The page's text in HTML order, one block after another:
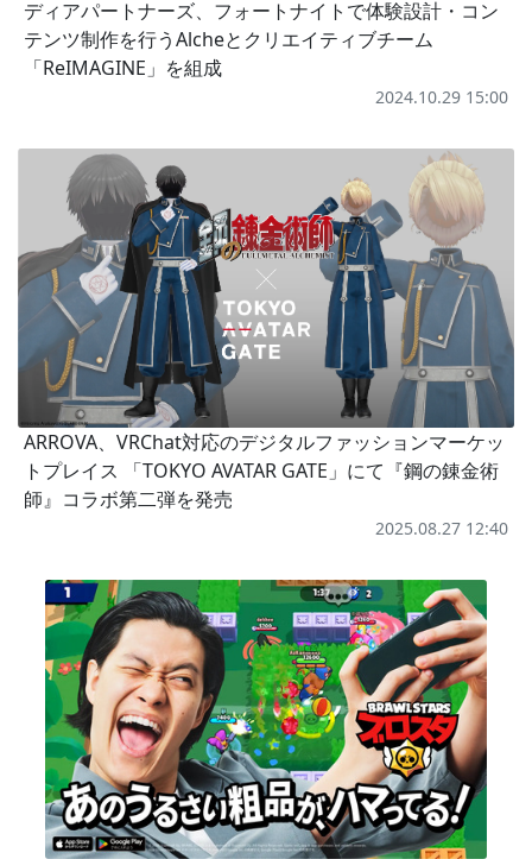
ディアパートナーズ、フォートナイトで体験設計・コン
テンツ制作を行うAlcheとクリエイティブチーム
「ReIMAGINE」を組成
2024.10.29 15:00
ARROVA、VRChat対応のデジタルファッションマーケッ
トプレイス 「TOKYO AVATAR GATE」にて『鋼の錬金術
師』コラボ第二弾を発売
2025.08.27 12:40